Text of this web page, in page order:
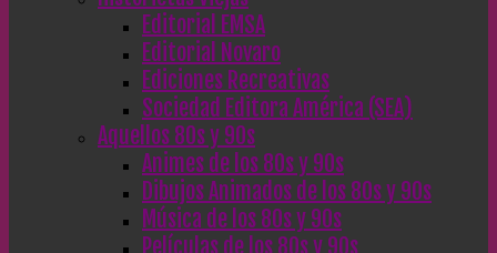
Editorial EMSA
Editorial Novaro
Ediciones Recreativas
Sociedad Editora América (SEA)
Aquellos 80s y 90s
Animes de los 80s y 90s
Dibujos Animados de los 80s y 90s
Música de los 80s y 90s
Películas de los 80s y 90s